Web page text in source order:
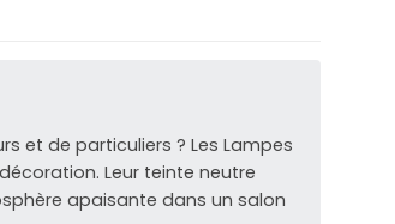
et de particuliers ? Les Lampes
Leur teinte neutre
apaisante dans un salon